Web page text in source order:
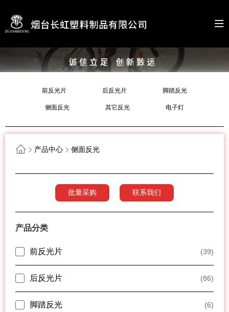
前反光片 后反光片 脚踏反光
侧面反光 其它反光 电子灯
产品中心 侧面反光
批量采购 联系我们
产品分类
前反光片 (39)
后反光片 (86)
脚踏反光 (6)